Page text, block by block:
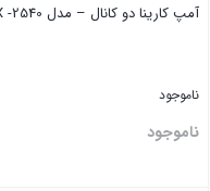
آمپ کارینا دو کانال – مدل 2540- PX
ناموجود
ناموجود